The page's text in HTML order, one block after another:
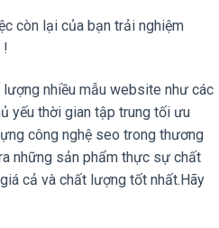
còn lại của bạn trải nghiệm
!
nhiều mẫu website như các
yếu thời gian tập trung tối ưu
công nghệ seo trong thương
những sản phẩm thực sự chất
cả và chất lượng tốt nhất.Hãy